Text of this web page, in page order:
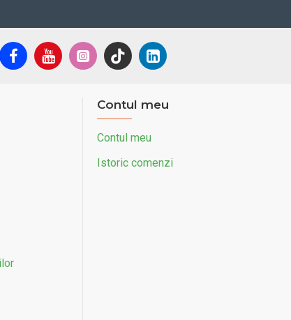
Contul meu
Contul meu
Istoric comenzi